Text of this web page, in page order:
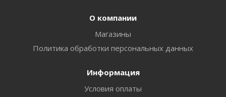
О компании
Магазины
Политика обработки персональных данных
Информация
Условия оплаты